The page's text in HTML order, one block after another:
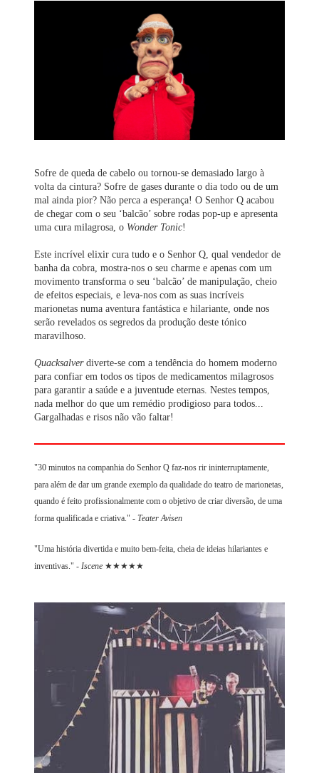
Sofre de queda de cabelo ou tornou-se demasiado largo à
volta da cintura? Sofre de gases durante o dia todo ou de um
mal ainda pior? Não perca a esperança! O Senhor Q acabou
de chegar com o seu ‘balcão’ sobre rodas pop-up e apresenta
uma cura milagrosa, o Wonder Tonic!
Este incrível elixir cura tudo e o Senhor Q, qual vendedor de
banha da cobra, mostra-nos o seu charme e apenas com um
movimento transforma o seu ‘balcão’ de manipulação, cheio
de efeitos especiais, e leva-nos com as suas incríveis
marionetas numa aventura fantástica e hilariante, onde nos
serão revelados os segredos da produção deste tónico
maravilhoso.
Quacksalverdiverte-se com a tendência do homem moderno
para confiar em todos os tipos de medicamentos milagrosos
para garantir a saúde e a juventude eternas. Nestes tempos,
nada melhor do que um remédio prodigioso para todos...
Gargalhadas e risos não vão faltar!
"30 minutos na companhia do Senhor Q faz-nos rir ininterruptamente,
para além de dar um grande exemplo da qualidade do teatro de marionetas,
quando é feito profissionalmente com o objetivo de criar diversão, de uma
forma qualificada e criativa." -Teater Avisen
"Uma história divertida e muito bem-feita, cheia de ideias hilariantes e
inventivas." - Iscene ★★★★★